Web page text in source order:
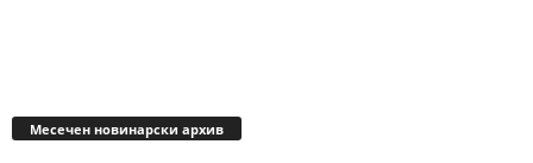
Месечен новинарски архив